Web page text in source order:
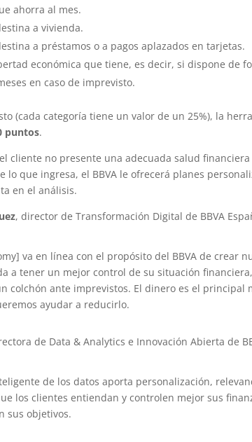
ahorra al mes.
a vivienda.
a préstamos o a pagos aplazados en tarjetas.
económica que tiene, es decir, si dispone de
en caso de imprevisto.
(cada categoría tiene un valor de un 25%), la
puntos.
cliente no presente una adecuada salud
lo que ingresa, el BBVA le ofrecerá planes
en el análisis.
, director de Transformación Digital de BBVA
va en línea con el propósito del BBVA de crear
a tener un mejor control de su situación
colchón ante imprevistos. El dinero es el principal
ayudar a reducirlo.
de Data & Analytics e Innovación Abierta de
de los datos aporta personalización,
los clientes entiendan y controlen mejor sus
sus objetivos.